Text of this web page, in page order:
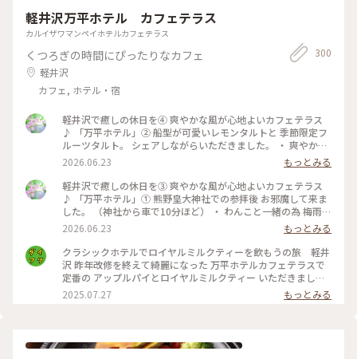
軽井沢万平ホテル カフェテラス
カルイザワマンペイホテルカフェテラス
くつろぎの時間にぴったりなカフェ
軽井沢
カフェ, ホテル・宿
300
軽井沢で癒しの休日を④ 爽やかな風が心地よいカフェテラス
♪ 「万平ホテル」② 船型が可愛いレモンタルトと 季節限定フ
ルーツタルト。 シェアしながらいただきました。 ・ 爽やかな
風景を楽しみながら 贅沢なティータイムになりました。 #軽井
沢 #万平ホテル #万平ホテルカフェテラス #カフェテラス
2026.06.23
もっとみる
軽井沢で癒しの休日を③ 爽やかな風が心地よいカフェテラス
♪ 「万平ホテル」① 熊野皇大神社での参拝後 お邪魔して来ま
した。 （神社から車で10分ほど） ・ わんこと一緒の為 梅雨晴
れがほんとありがたく 軽井沢の爽やかな風を感じながら レモ
ンタルトとフルーツタルト おいしいティータイムに♡ ・ #軽
井沢 #万平ホテル#カフェテラス#万平ホテルカフェテラス
2026.06.23
もっとみる
クラシックホテルでロイヤルミルクティーを飲もうの旅 軽井
沢 昨年改修を終えて綺麗になった 万平ホテルカフェテラスで
定番の アップルパイとロイヤルミルクティー いただきました
かのジョン・レノン直伝といわれる ロイヤルミルクティーは
ミルクの マイルドさがありながらもスッキリと 紅茶葉の香り
ッキー缶を自分へのお土産に 買いました 綺麗！可愛い！そし
2025.07.27 もっとみる